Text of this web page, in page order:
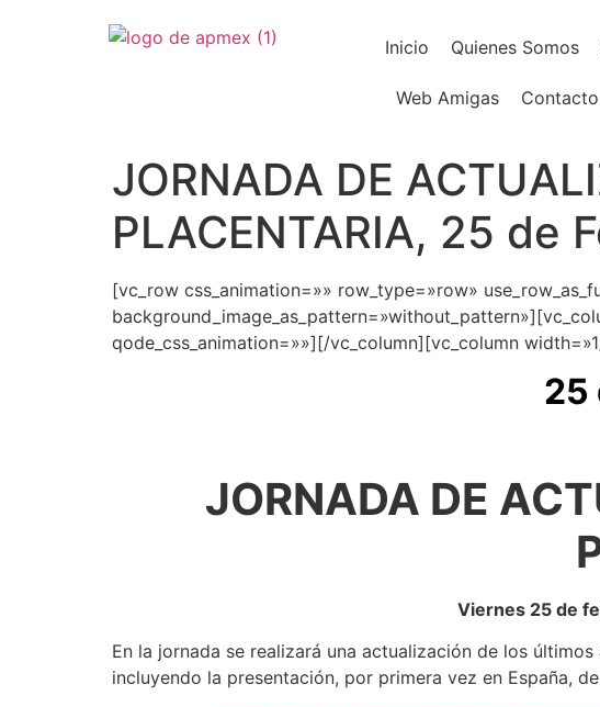
Inicio Quienes Somos
Web Amigas Contacto
JORNADA DE
PLACENTARIA, 25 de
[vc_row css_animation=»» row_type=»row»
qode_css_animation=»»][/vc_column][vc_column
25
JORNADA DE
Viernes 25 de
En la jornada se realizará una actualización de los
incluyendo la presentación, por primera vez en España,